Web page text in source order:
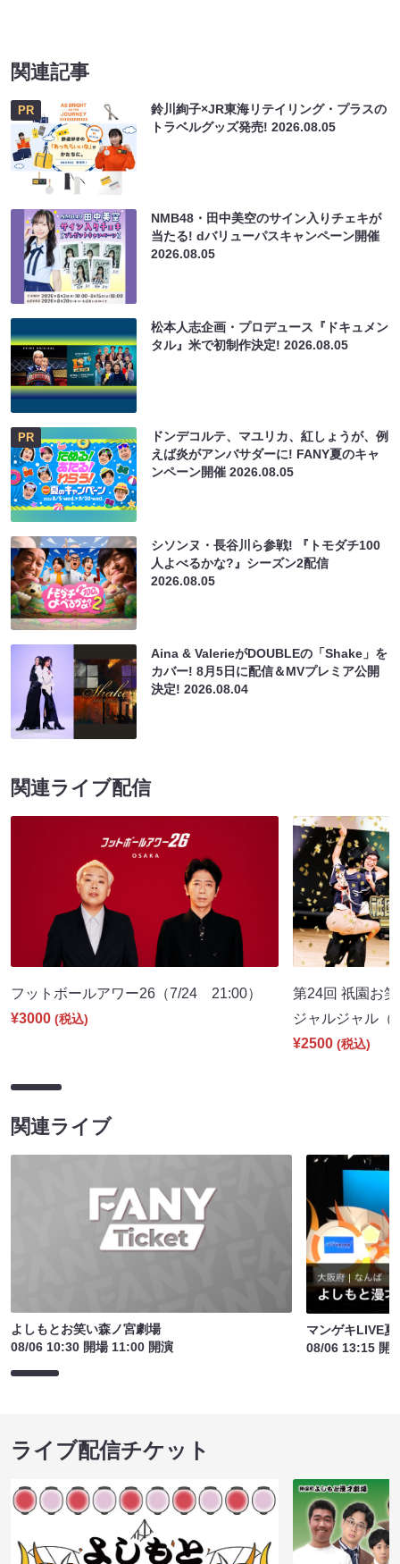
関連記事
PR
鈴川絢子×JR東海リテイリング・プラスの
トラベルグッズ発売!2026.08.05
NMB48・田中美空のサイン入りチェキが
当たる! dバリューパスキャンペーン開催
2026.08.05
松本人志企画・プロデュース『ドキュメン
タル』米で初制作決定!2026.08.05
PR
ドンデコルテ、マユリカ、紅しょうが、例
えば炎がアンバサダーに! FANY夏のキャ
ンペーン開催2026.08.05
シソンヌ・長谷川ら参戦! 『トモダチ100
人よべるかな?』シーズン2配信
2026.08.05
Aina & ValerieがDOUBLEの「Shake」を
カバー! 8月5日に配信＆MVプレミア公開
決定!2026.08.04
関連ライブ配信
フットボールアワー26（7/24 21:00）
¥3000 (税込)
第24回 祇園お
ジャルジャル
¥2500 (税込)
関連ライブ
よしもとお笑い森ノ宮劇場
08/06 10:30 開場 11:00 開演
マンゲキLIVE夏
08/06 13:15 開
ライブ配信チケット